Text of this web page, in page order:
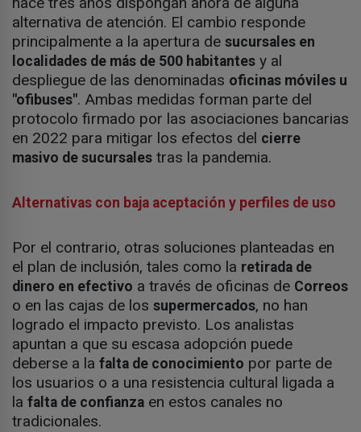
alternativa de atención. El cambio responde
principalmente a la apertura de sucursales en
localidades de más de 500 habitantes y al
despliegue de las denominadas oficinas móviles u
"ofibuses". Ambas medidas forman parte del
protocolo firmado por las asociaciones bancarias
en 2022 para mitigar los efectos del cierre
masivo de sucursales tras la pandemia.
Alternativas con baja aceptación y perfiles de uso
Por el contrario, otras soluciones planteadas en
el plan de inclusión, tales como la retirada de
dinero en efectivo a través de oficinas de Correos
o en las cajas de los supermercados, no han
logrado el impacto previsto. Los analistas
apuntan a que su escasa adopción puede
deberse a la falta de conocimiento por parte de
los usuarios o a una resistencia cultural ligada a
la falta de confianza en estos canales no
tradicionales.